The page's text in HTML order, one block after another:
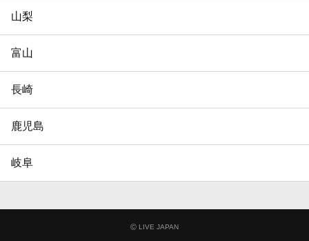
山梨
富山
長崎
鹿児島
岐阜
© LIVE JAPAN